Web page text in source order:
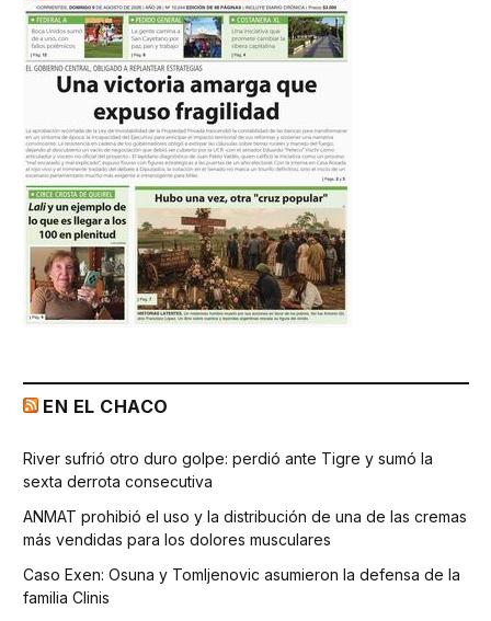
EN EL CHACO
River sufrió otro duro golpe: perdió ante Tigre y sumó la
sexta derrota consecutiva
ANMAT prohibió el uso y la distribución de una de las cremas
más vendidas para los dolores musculares
Caso Exen: Osuna y Tomljenovic asumieron la defensa de la
familia Clinis